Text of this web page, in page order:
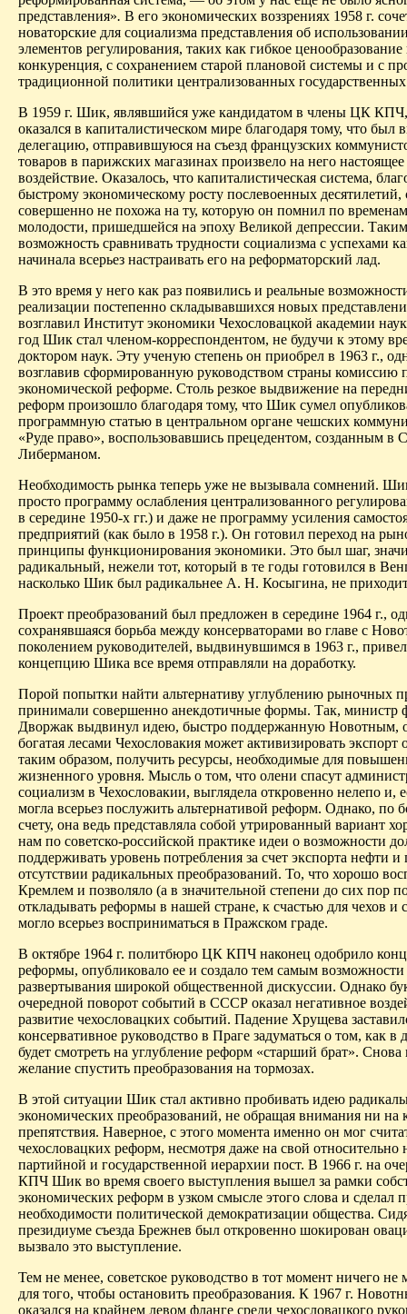
представления». В его экономических воззрениях 1958 г.
новаторские для социализма представления об
элементов регулирования, таких как гибкое ценообразование
конкуренция, с сохранением старой плановой системы и с
традиционной политики централизованных
В 1959 г. Шик, являвшийся уже кандидатом в члены ЦК
оказался в капиталистическом мире благодаря тому, что был
делегацию, отправившуюся на съезд французских
товаров в париж­ских магазинах произвело на него
воздействие. Оказалось, что капиталистическая система,
быстрому экономическому росту послевоенных десятилетий,
совершенно не похожа на ту, которую он помнил по
молодости, пришедшейся на эпоху Великой депрессии.
возможность сравнивать трудности социализма с успехами
начинала всерьез настраивать его на реформаторский лад.
В это время у него как раз появились и реальные
реализации постепенно складывавшихся новых
возглавил Институт экономики Чехословацкой академии
год Шик стал членом-корреспондентом, не будучи к этому
доктором наук. Эту ученую степень он приобрел в 1963 г.,
возглавив сформированную руководством страны комиссию
экономической реформе. Столь резкое выдвижение на
реформ произошло благодаря тому, что Шик сумел
программную статью в центральном органе чешских
«Руде право», воспользовавшись прецедентом, созданным
Либерманом.
Необходимость рынка теперь уже не вызывала сомнений.
просто программу ослабления централизованного
в середине 1950-х гг.) и даже не программу усиления
предприятий (как было в 1958 г.). Он готовил переход на
принципы функционирования экономики. Это был шаг,
радикальный, нежели тот, который в те годы готовился в
насколько Шик был радикальнее А. Н. Косыгина, не
Проект преобразований был предложен в середине 1964 г.,
сохранявшаяся борьба между консерваторами во главе с
поколением руководителей, выдвинувшимся в 1963 г.,
концепцию Шика все время отправляли на доработку.
Порой попытки найти альтернативу углублению рыночных
принимали совершенно анекдотичные формы. Так, министр
Дворжак выдвинул идею, быстро поддержанную Новотным,
богатая лесами Чехословакия может активизировать экспорт
таким образом, получить ресурсы, необходимые для
жизненного уровня. Мысль о том, что олени спасут
социализм в Чехословакии, выглядела откровенно нелепо и,
могла всерьез послужить альтернативой реформ. Однако, по
счету, она ведь представляла собой утрированный вариант
нам по советско-российской практике идеи о возможности
поддерживать уровень потребления за счет экспорта нефти и
отсутствии радикальных преобразований. То, что хорошо
Кремлем и позволяло (а в значительной степени до сих пор
откладывать реформы в нашей стране, к счастью для чехов и
могло всерьез восприниматься в Пражском граде.
В октябре 1964 г. политбюро ЦК КПЧ наконец одобрило
реформы, опубликовало ее и создало тем самым возможности
развертывания широкой общественной дискуссии. Однако
очередной поворот событий в СССР оказал негативное
развитие чехословацких событий. Падение Хрущева
консервативное руководство в Праге задуматься о том, как в
будет смотреть на углубление реформ «старший брат». Снова
желание спустить преобразования на тормозах.
В этой ситуации Шик стал активно пробивать идею
экономиче­ских преобразований, не обращая внимания ни на
препятствия. Наверное, с этого момента именно он мог
чехословацких реформ, несмотря даже на свой относительно
партийной и государственной иерархии пост. В 1966 г. на
КПЧ Шик во время своего выступления вышел за рамки
экономических реформ в узком смысле этого слова и сделал
необходимости политической демократизации общества.
президиуме съезда Брежнев был откровенно шокирован
вызвало это выступление.
Тем не менее, советское руководство в тот момент ничего не
для того, чтобы остановить преобразования. К 1967 г.
оказался на крайнем левом фланге среди чехословацкого